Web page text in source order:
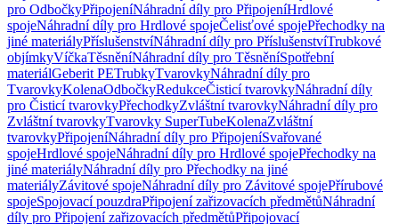
pro OdbočkyPřipojeníNáhradní díly pro PřipojeníHrdlové
spojeNáhradní díly pro Hrdlové spojeČelisťové spojePřechodky na
jiné materiályPříslušenstvíNáhradní díly pro PříslušenstvíTrubkové
objímkyVíčkaTěsněníNáhradní díly pro TěsněníSpotřební
materiálGeberit PETrubkyTvarovkyNáhradní díly pro
TvarovkyKolenaOdbočkyRedukceČisticí tvarovkyNáhradní díly
pro Čisticí tvarovkyPřechodkyZvláštní tvarovkyNáhradní díly pro
Zvláštní tvarovkyTvarovky SuperTubeKolenaZvláštní
tvarovkyPřipojeníNáhradní díly pro PřipojeníSvařované
spojeHrdlové spojeNáhradní díly pro Hrdlové spojePřechodky na
jiné materiályNáhradní díly pro Přechodky na jiné
materiályZávitové spojeNáhradní díly pro Závitové spojePřírubové
spojeSpojovací pouzdraPřipojení zařizovacích předmětůNáhradní
díly pro Připojení zařizovacích předmětůPřipojovací